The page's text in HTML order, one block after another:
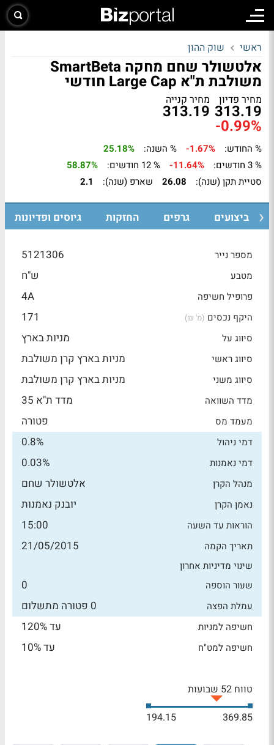
ראשי שוק ההון
אלטשולר שחם מחקה SmartBeta
משולבת ת"א Large Cap חודשי
מחיר פדיון
313.19
מחיר קנייה
313.19
-0.99%
% החודש: -1.67% % השנה:
25.18%
% 3 חודשים:
-11.64% % 12 חודשים:
58.87%
סטיית תקן (שנה):
26.08 שארפ (שנה): 2.1
ביצועים גרפים החזקות גיוסים ופדיונות
מספר נייר 5121306
מטבע ש"ח
פרופיל חשיפה 4A
היקף נכסים (מ' ₪) 171
סיווג על מניות בארץ
סיווג ראשי מניות בארץ קרן משולבת
סיווג משני מניות בארץ קרן משולבת
מדד השוואה מדד ת"א 35
מעמד מס פטורה
דמי ניהול 0.8%
דמי נאמנות 0.03%
מנהל הקרן אלטשולר שחם
נאמן הקרן יובנק נאמנות
הוראות עד השעה 15:00
תאריך הקמה 21/05/2015
שינוי מדיניות אחרון
שעור הוספה
0
עמלת הפצה 0 פטורה מתשלום
חשיפה למניות עד 120%
חשיפה למט"ח עד 10%
טווח 52 שבועות
369.85
194.15